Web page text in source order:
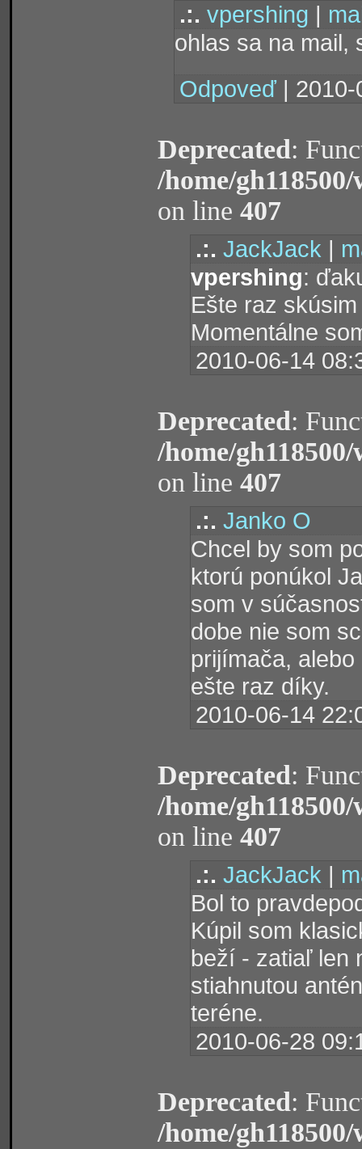
.:. vpershing |
ohlas sa na mail,
Odpoveď |
Deprecated:
/home/
on line 407
.:. JackJack |
vpershing:
Ešte raz
Momentálne
2010-06-14
Deprecated:
/home/
on line 407
.:. Janko O
Chcel by som
ktorú ponúkol
som v
dobe nie som
prijímača,
ešte raz díky.
2010-06-14
Deprecated:
/home/
on line 407
.:. JackJack |
Bol to
Kúpil som
beží - zatiaľ len
stiahnutou
teréne.
2010-06-28
Deprecated:
/home/